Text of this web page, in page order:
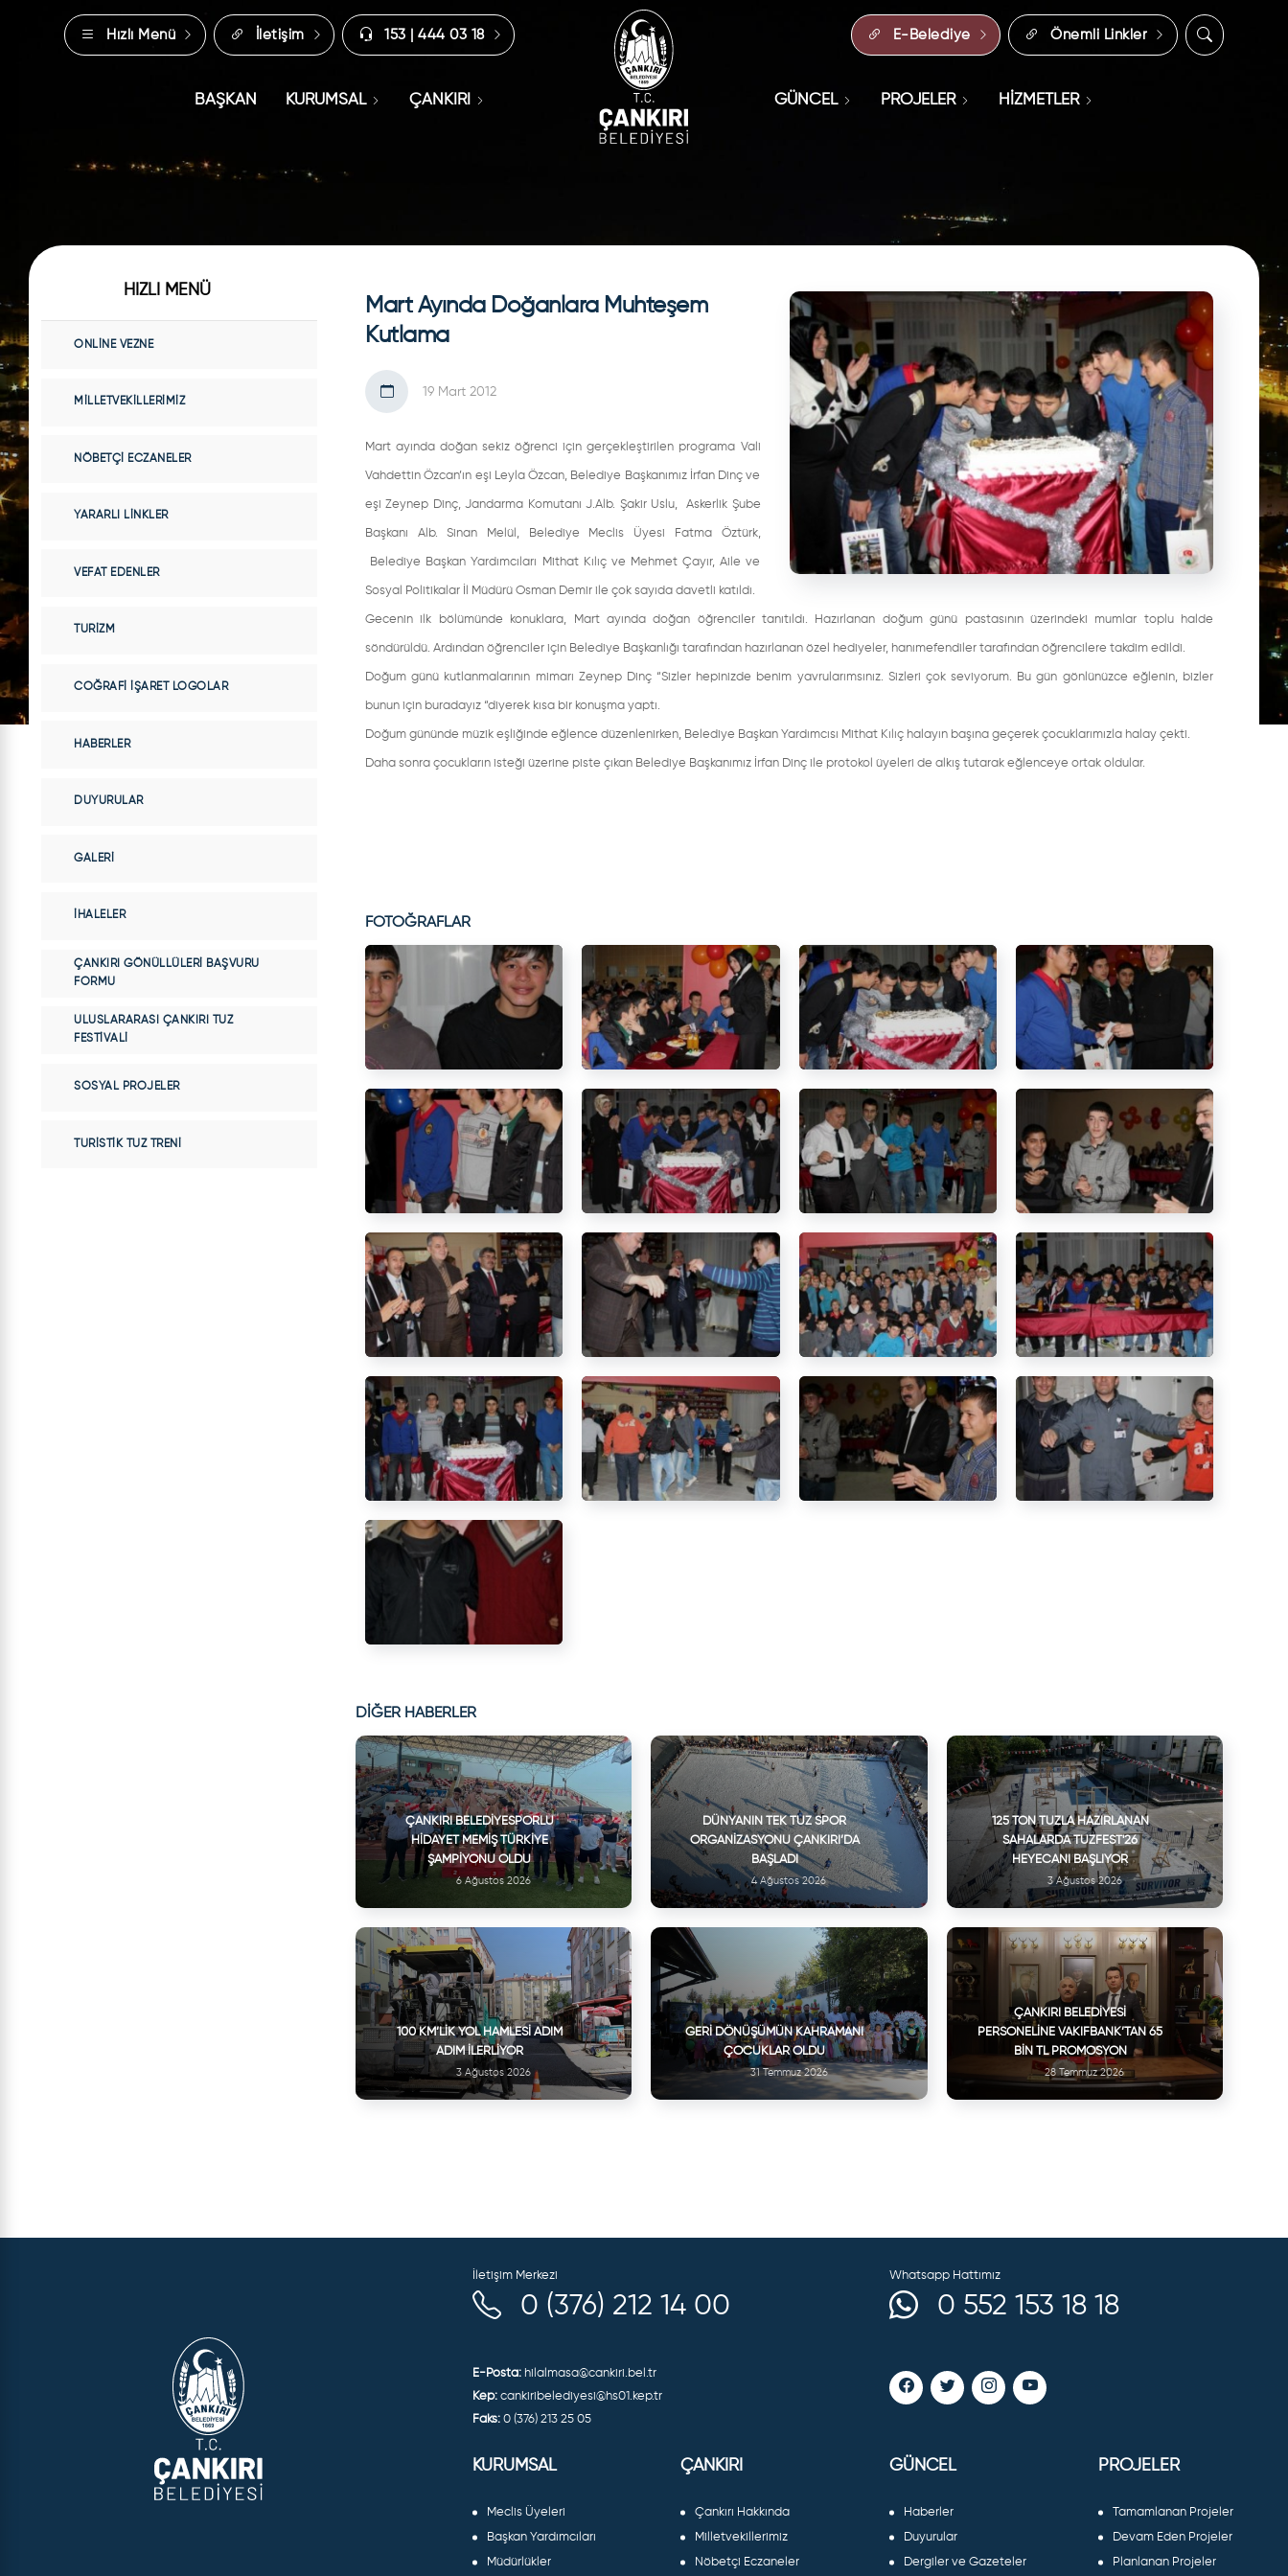
Hızlı Menü İletişim 153 | 444 03 18 E-Belediye Önemli Linkler
BAŞKAN KURUMSAL ÇANKIRI GÜNCEL PROJELER HİZMETLER
Mart Ayında Doğanlara Muhteşem
Kutlama
19 Mart 2012
Mart ayında doğan sekiz öğrenci için gerçekleştirilen programa Vali
Vahdettin Özcan’ın eşi Leyla Özcan, Belediye Başkanımız İrfan Dinç ve
eşi Zeynep Dinç, Jandarma Komutanı J.Alb. Şakir Uslu, Askerlik Şube
Başkanı Alb. Sinan Melül, Belediye Meclis Üyesi Fatma Öztürk,
Belediye Başkan Yardımcıları Mithat Kılıç ve Mehmet Çayır, Aile ve
Sosyal Politikalar İl Müdürü Osman Demir ile çok sayıda davetli katıldı.
Gecenin ilk bölümünde konuklara, Mart ayında doğan öğrenciler tanıtıldı. Hazırlanan doğum günü pastasının üzerindeki mumlar toplu halde
söndürüldü. Ardından öğrenciler için Belediye Başkanlığı tarafından hazırlanan özel hediyeler, hanımefendiler tarafından öğrencilere takdim edildi.
Doğum günü kutlanmalarının mimarı Zeynep Dinç “Sizler hepinizde benim yavrularımsınız. Sizleri çok seviyorum. Bu gün gönlünüzce eğlenin, bizler
bunun için buradayız “diyerek kısa bir konuşma yaptı.
Doğum gününde müzik eşliğinde eğlence düzenlenirken, Belediye Başkan Yardımcısı Mithat Kılıç halayın başına geçerek çocuklarımızla halay çekti.
Daha sonra çocukların isteği üzerine piste çıkan Belediye Başkanımız İrfan Dinç ile protokol üyeleri de alkış tutarak eğlenceye ortak oldular.
FOTOĞRAFLAR
DİĞER HABERLER
ÇANKIRI BELEDIYESPORLU
HIDAYET MEMIŞ TÜRKIYE
ŞAMPIYONU OLDU
6 Ağustos 2026
DÜNYANIN TEK TUZ SPOR
ORGANIZASYONU ÇANKIRI’DA
BAŞLADI
4 Ağustos 2026
125 TON TUZLA HAZIRLANAN
SAHALARDA TUZFEST'26
HEYECANI BAŞLIYOR
3 Ağustos 2026
100 KM’LIK YOL HAMLESI ADIM
ADIM İLERLIYOR
3 Ağustos 2026
GERI DÖNÜŞÜMÜN KAHRAMANI
ÇOCUKLAR OLDU
31 Temmuz 2026
ÇANKIRI BELEDIYESI
PERSONELINE VAKIFBANK’TAN 65
BIN TL PROMOSYON
28 Temmuz 2026
HIZLI MENÜ
ONLINE VEZNE
MILLETVEKILLERIMIZ
NÖBETÇI ECZANELER
YARARLI LINKLER
VEFAT EDENLER
TURIZM
COĞRAFI İŞARET LOGOLAR
HABERLER
DUYURULAR
GALERI
İHALELER
ÇANKIRI GÖNÜLLÜLERI BAŞVURU
FORMU
ULUSLARARASI ÇANKIRI TUZ
FESTIVALI
SOSYAL PROJELER
TURISTIK TUZ TRENI
İletişim Merkezi
0 (376) 212 14 00
Whatsapp Hattımız
0 552 153 18 18
E-Posta: hilalmasa@cankiri.bel.tr
Kep: cankiribelediyesi@hs01.kep.tr
Faks: 0 (376) 213 25 05
KURUMSAL
Meclis Üyeleri
Başkan Yardımcıları
Müdürlükler
ÇANKIRI
Çankırı Hakkında
Milletvekillerimiz
Nöbetçi Eczaneler
GÜNCEL
Haberler
Duyurular
Dergiler ve Gazeteler
PROJELER
Tamamlanan Projeler
Devam Eden Projeler
Planlanan Projeler